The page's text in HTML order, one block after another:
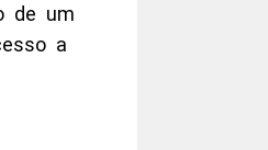
de um
a